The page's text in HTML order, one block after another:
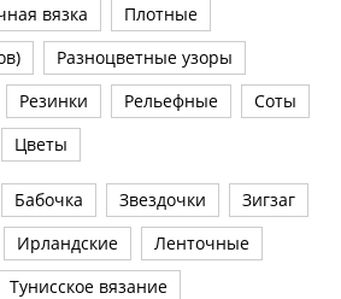
вязка
Плотные
Разноцветные узоры
Резинки Рельефные
Соты
Цветы
Бабочка Звездочки
Зигзаг
Ирландские
Ленточные
Тунисское вязание